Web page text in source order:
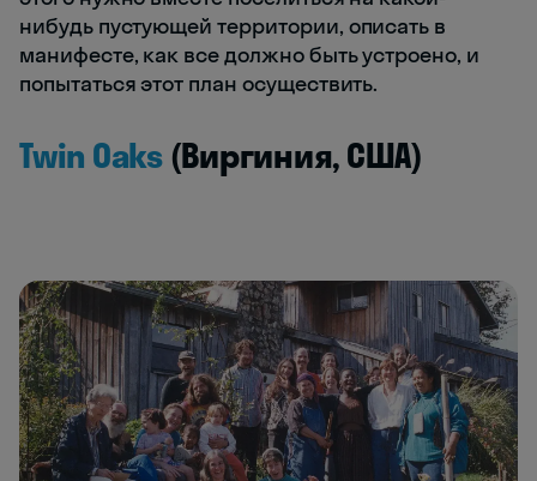
нибудь пустующей территории, описать в
манифесте, как все должно быть устроено, и
попытаться этот план осуществить.
Twin Oaks(Виргиния, США)